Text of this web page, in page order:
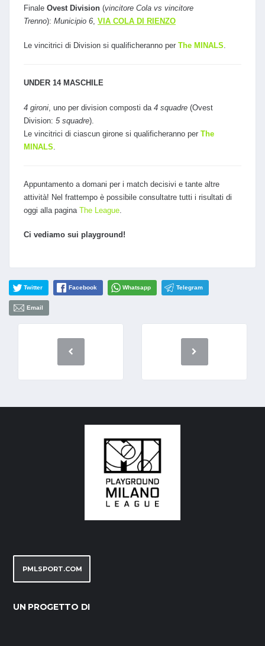
Finale Ovest Division (vincitore Cola vs vincitore
Trenno): Municipio 6 VIA COLA DI RIENZO
Le vincitrici di Division si qualificheranno per The MINALS.
UNDER 14 MASCHILE
4 gironi , uno per division composti da 4 squadre (Ovest
Division: 5 squadre).
Le vincitrici di ciascun girone si qualificheranno per The
MINALS
Appuntamento a domani per i match decisivi e tante altre
attività! Nel frattempo è possibile consultatre tutti i risultati di
oggi alla pagina The League
Ci vediamo sui playground!
Twitter Facebook Whatsapp Telegram
Email
PMLSPORT.COM
UN PROGETTO DI